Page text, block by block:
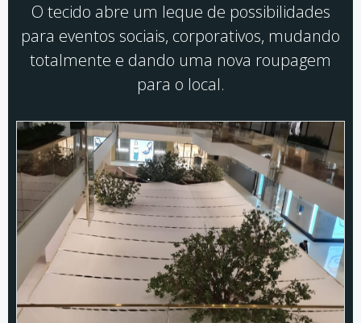
O tecido abre um leque de possibilidades
para eventos sociais, corporativos, mudando
totalmente e dando uma nova roupagem
para o local.